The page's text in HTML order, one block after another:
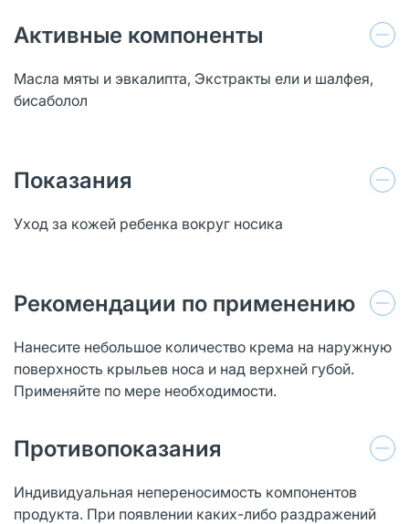
Активные компоненты
Масла мяты и эвкалипта, Экстракты ели и шалфея,
бисаболол
Показания
Уход за кожей ребенка вокруг носика
Рекомендации по применению
Нанесите небольшое количество крема на наружную
поверхность крыльев носа и над верхней губой.
Применяйте по мере необходимости.
Противопоказания
Индивидуальная непереносимость компонентов
продукта. При появлении каких-либо раздражений